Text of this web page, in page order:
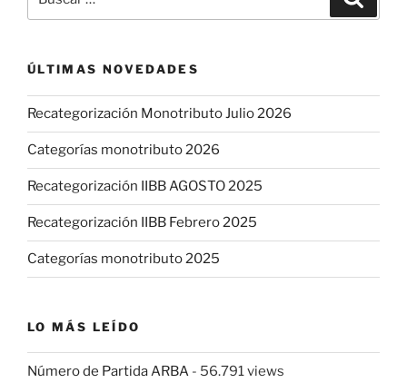
por:
ÚLTIMAS NOVEDADES
Recategorización Monotributo Julio 2026
Categorías monotributo 2026
Recategorización IIBB AGOSTO 2025
Recategorización IIBB Febrero 2025
Categorías monotributo 2025
LO MÁS LEÍDO
Número de Partida ARBA - 56.791 views